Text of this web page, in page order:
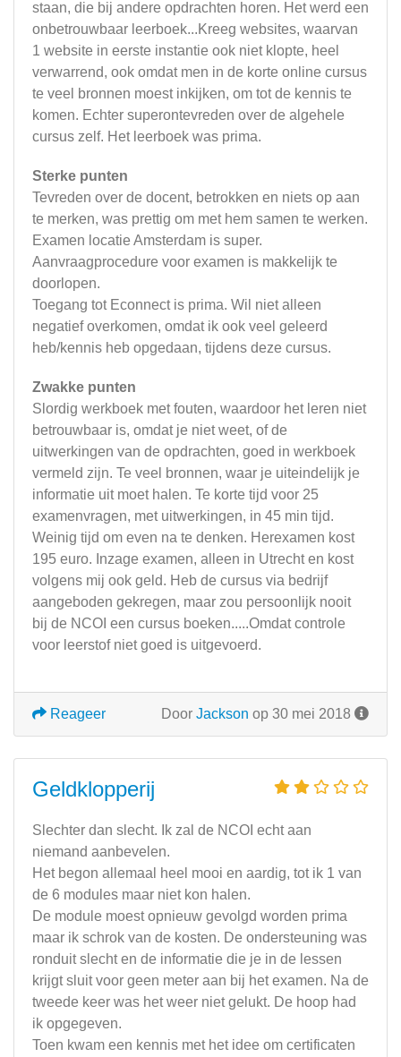
staan, die bij andere opdrachten horen. Het werd een
onbetrouwbaar leerboek...Kreeg websites, waarvan
1 website in eerste instantie ook niet klopte, heel
verwarrend, ook omdat men in de korte online cursus
te veel bronnen moest inkijken, om tot de kennis te
komen. Echter superontevreden over de algehele
cursus zelf. Het leerboek was prima.
Sterke punten
Tevreden over de docent, betrokken en niets op aan
te merken, was prettig om met hem samen te werken.
Examen locatie Amsterdam is super.
Aanvraagprocedure voor examen is makkelijk te
doorlopen.
Toegang tot Econnect is prima. Wil niet alleen
negatief overkomen, omdat ik ook veel geleerd
heb/kennis heb opgedaan, tijdens deze cursus.
Zwakke punten
Slordig werkboek met fouten, waardoor het leren niet
betrouwbaar is, omdat je niet weet, of de
uitwerkingen van de opdrachten, goed in werkboek
vermeld zijn. Te veel bronnen, waar je uiteindelijk je
informatie uit moet halen. Te korte tijd voor 25
examenvragen, met uitwerkingen, in 45 min tijd.
Weinig tijd om even na te denken. Herexamen kost
195 euro. Inzage examen, alleen in Utrecht en kost
volgens mij ook geld. Heb de cursus via bedrijf
aangeboden gekregen, maar zou persoonlijk nooit
bij de NCOI een cursus boeken.....Omdat controle
voor leerstof niet goed is uitgevoerd.
Door Jackson op 30 mei 2018
Reageer
Geldklopperij
Slechter dan slecht. Ik zal de NCOI echt aan
niemand aanbevelen.
Het begon allemaal heel mooi en aardig, tot ik 1 van
de 6 modules maar niet kon halen.
De module moest opnieuw gevolgd worden prima
maar ik schrok van de kosten. De ondersteuning was
ronduit slecht en de informatie die je in de lessen
krijgt sluit voor geen meter aan bij het examen. Na de
tweede keer was het weer niet gelukt. De hoop had
ik opgegeven.
Toen kwam een kennis met het idee om certificaten